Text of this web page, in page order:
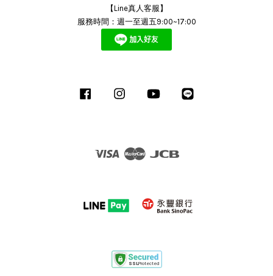
【Line真人客服】
服務時間：週一至週五9:00~17:00
Facebook Instagram YouTube
Visa Master